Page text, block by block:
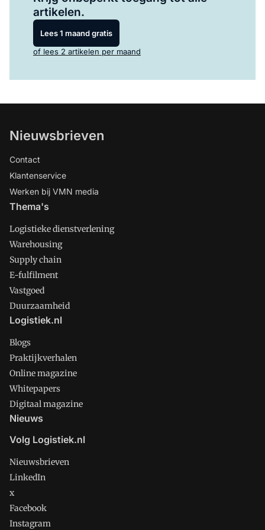
artikelen.
Lees 1 maand gratis
of lees 2 artikelen per maand
Nieuwsbrieven
Contact
Klantenservice
Werken bij VMN media
Thema's
Logistieke dienstverlening
Warehousing
Supply chain
E-fulfilment
Vastgoed
Duurzaamheid
Logistiek.nl
Blogs
Praktijkverhalen
Online magazine
Whitepapers
Digitaal magazine
Nieuws
Volg Logistiek.nl
Nieuwsbrieven
LinkedIn
x
Facebook
Instagram